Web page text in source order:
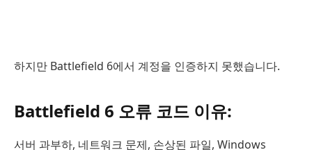
하지만 Battlefield 6에서 계정을 인증하지 못했습니다.
Battlefield 6 오류 코드 이유:
서버 과부하, 네트워크 문제, 손상된 파일, Windows